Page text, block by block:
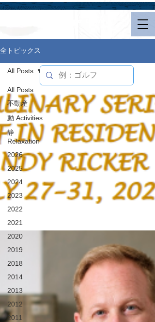
全トピックス
All Posts
不動産
動 Activities
静
Relaxation
2026
2025
2024
2023
2022
2021
2020
2019
2018
2014
2013
2012
2011
All Posts